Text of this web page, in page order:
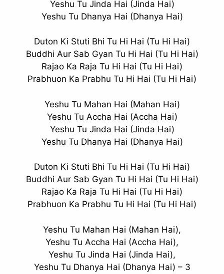
Yeshu Tu Jinda Hai (Jinda Hai)
Yeshu Tu Dhanya Hai (Dhanya Hai)
Duton Ki Stuti Bhi Tu Hi Hai (Tu Hi Hai)
Buddhi Aur Sab Gyan Tu Hi Hai (Tu Hi Hai)
Rajao Ka Raja Tu Hi Hai (Tu Hi Hai)
Prabhuon Ka Prabhu Tu Hi Hai (Tu Hi Hai)
Yeshu Tu Mahan Hai (Mahan Hai)
Yeshu Tu Accha Hai (Accha Hai)
Yeshu Tu Jinda Hai (Jinda Hai)
Yeshu Tu Dhanya Hai (Dhanya Hai)
Duton Ki Stuti Bhi Tu Hi Hai (Tu Hi Hai)
Buddhi Aur Sab Gyan Tu Hi Hai (Tu Hi Hai)
Rajao Ka Raja Tu Hi Hai (Tu Hi Hai)
Prabhuon Ka Prabhu Tu Hi Hai (Tu Hi Hai)
Yeshu Tu Mahan Hai (Mahan Hai),
Yeshu Tu Accha Hai (Accha Hai),
Yeshu Tu Jinda Hai (Jinda Hai),
Yeshu Tu Dhanya Hai (Dhanya Hai) – 3